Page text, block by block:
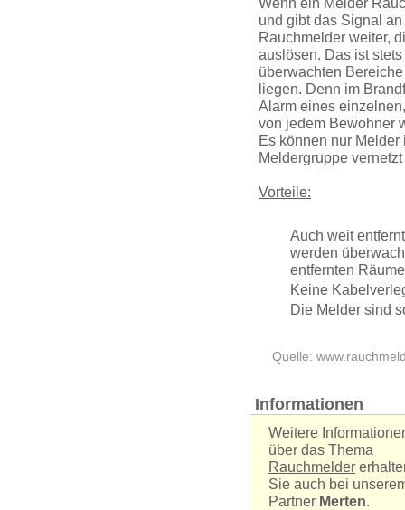
und gibt das Signal
Rauchmelder weiter,
auslösen. Das ist
überwachten
liegen. Denn im
Alarm eines
von jedem Bewohner
Es können nur
Meldergruppe
Vorteile:
Auch weit
werden
entfernten
Keine
Die Melder sind
Quelle:
Informationen
Weitere
über das Thema
Rauchmelder
Sie auch bei
Partner Merten.